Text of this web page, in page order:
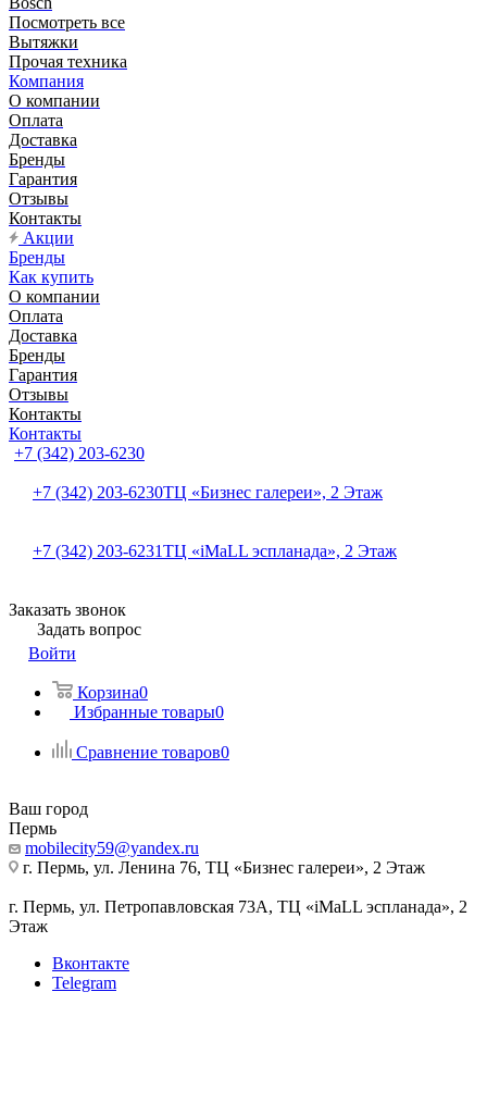
Посмотреть все
Вытяжки
Прочая техника
Компания
О компании
Оплата
Доставка
Бренды
Гарантия
Отзывы
Контакты
Акции
Бренды
Как купить
О компании
Оплата
Доставка
Бренды
Гарантия
Отзывы
Контакты
Контакты
+7 (342) 203-6230
+7 (342) 203-6230ТЦ «Бизнес галереи», 2 Этаж
+7 (342) 203-6231ТЦ «iMaLL эспланада», 2 Этаж
Заказать звонок
Задать вопрос
Войти
Корзина0
Избранные товары0
Сравнение товаров0
Ваш город
Пермь
mobilecity59@yandex.ru
г. Пермь, ул. Ленина 76, ТЦ «Бизнес галереи», 2 Этаж
г. Пермь, ул. Петропавловская 73А, ТЦ «iMaLL эспланада», 2
Этаж
Вконтакте
Telegram